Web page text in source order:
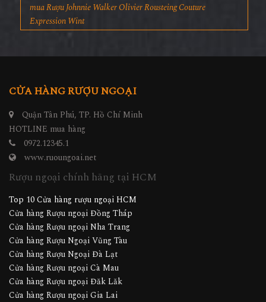
mua Rượu Johnnie Walker Olivier Rousteing Couture
Expression Wint
CỬA HÀNG RƯỢU NGOẠI
Quận Tân Phú, TP. Hồ Chí Minh
HOTLINE mua hàng
0972.12345.1
www.ruoungoai.net
Rượu ngoại chính hãng tại HCM
Top 10 Cửa hàng rượu ngoại HCM
Cửa hàng Rượu ngoại Đồng Tháp
Cửa hàng Rượu ngoại Nha Trang
Cửa hàng Rượu Ngoại Vũng Tàu
Cửa hàng Rượu Ngoại Đà Lạt
Cửa hàng Rượu ngoại Cà Mau
Cửa hàng Rượu ngoại Đăk Lăk
Cửa hàng Rượu ngoại Gia Lai